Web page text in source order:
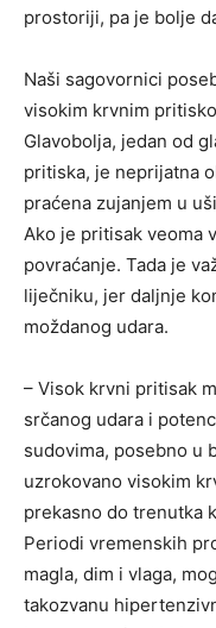
prostoriji, pa je bolje
Naši sagovornici
visokim krvnim
Glavobolja, jedan od
pritiska, je neprijatna
praćena zujanjem u
Ako je pritisak veoma
povraćanje. Tada je
liječniku, jer daljnje
moždanog udara.
– Visok krvni pritisak
srčanog udara i
sudovima, posebno u
uzrokovano visokim
prekasno do trenutka
Periodi vremenskih
magla, dim i vlaga,
takozvanu